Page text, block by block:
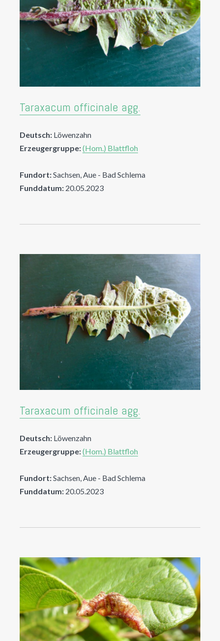
Taraxacum officinale agg.
Deutsch: Löwenzahn
Erzeugergruppe:(Hom.) Blattfloh
Fundort:Sachsen, Aue - Bad Schlema
Funddatum: 20.05.2023
Taraxacum officinale agg.
Deutsch: Löwenzahn
Erzeugergruppe:(Hom.) Blattfloh
Fundort:Sachsen, Aue - Bad Schlema
Funddatum: 20.05.2023